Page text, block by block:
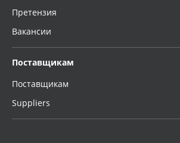
Претензия
Вакансии
Поставщикам
Поставщикам
Suppliers